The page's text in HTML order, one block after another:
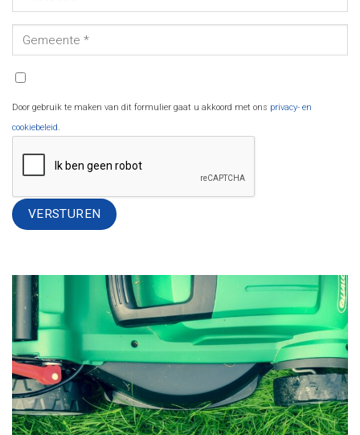
Door gebruik te maken van dit formulier gaat u akkoord met ons privacy- en
cookiebeleid.